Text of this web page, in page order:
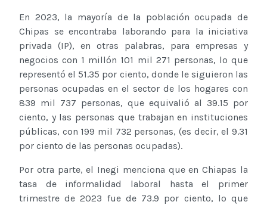
En 2023, la mayoría de la población ocupada de
Chipas se encontraba laborando para la iniciativa
privada (IP), en otras palabras, para empresas y
negocios con 1 millón 101 mil 271 personas, lo que
representó el 51.35 por ciento, donde le siguieron las
personas ocupadas en el sector de los hogares con
839 mil 737 personas, que equivalió al 39.15 por
ciento, y las personas que trabajan en instituciones
públicas, con 199 mil 732 personas, (es decir, el 9.31
por ciento de las personas ocupadas).
Por otra parte, el Inegi menciona que en Chiapas la
tasa de informalidad laboral hasta el primer
trimestre de 2023 fue de 73.9 por ciento, lo que